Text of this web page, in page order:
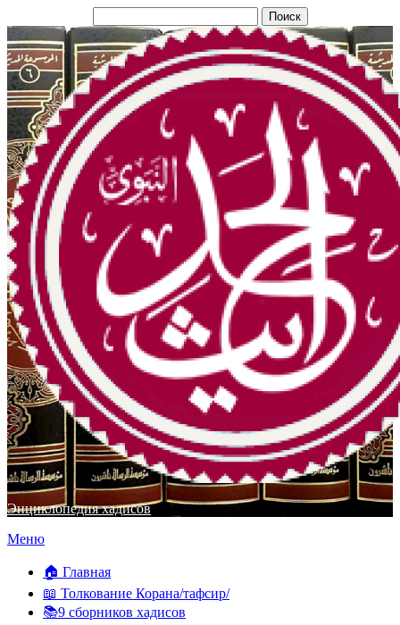
Энциклопедия хадисов
Перейти
содержимому
Меню
🏠 Главная
📖 Толкование Корана/тафсир/
📚9 сборников хадисов